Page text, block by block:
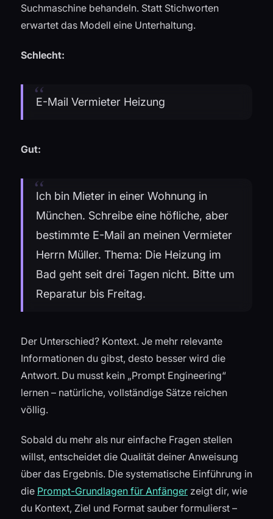
Suchmaschine behandeln. Statt Stichworten
erwartet das Modell eine Unterhaltung.
Schlecht:
E-Mail Vermieter Heizung
Gut:
Ich bin Mieter in einer Wohnung in
München. Schreibe eine höfliche, aber
bestimmte E-Mail an meinen Vermieter
Herrn Müller. Thema: Die Heizung im
Bad geht seit drei Tagen nicht. Bitte um
Reparatur bis Freitag.
Der Unterschied? Kontext. Je mehr relevante
Informationen du gibst, desto besser wird die
Antwort. Du musst kein „Prompt Engineering“
lernen – natürliche, vollständige Sätze reichen
völlig.
Sobald du mehr als nur einfache Fragen stellen
willst, entscheidet die Qualität deiner Anweisung
über das Ergebnis. Die systematische Einführung in
die Prompt-Grundlagen für Anfänger zeigt dir, wie
du Kontext, Ziel und Format sauber formulierst –